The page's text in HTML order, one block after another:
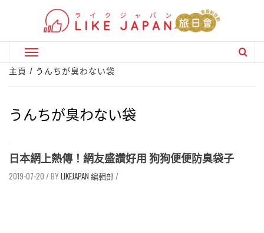
Primary
Menu
主頁 うんちが臭わない袋
うんちが臭わない袋
日本網上熱傳！網友盛讚好用 狗狗便便防臭袋子
2019-07-20 / LIKEJAPAN 編輯部/